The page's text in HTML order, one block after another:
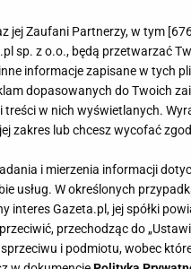
jej Zaufani Partnerzy, w tym [
sp. z o.o., będą przetwarzać
informacje zapisane w tych
dopasowanych do Twoich
w nich wyświetlanych.
zakres lub chcesz wycofać
i mierzenia informacji
usług. W określonych
Gazeta.pl, jej spółki
przechodząc do
i podmiotu, wobec